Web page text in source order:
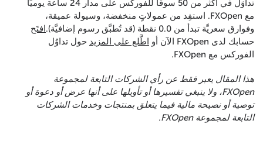
تداوَل في أكثر من 50 سوقًا للفوركس على مدار 24 ساعة يوميًا
مع FXOpen. استفِد من عمولاتٍ منخفضة، وسيولة عميقة،
وفوارق سعريَّة تبدأ من 0.0 نقطة (قد تُطبَّق رسوم إضافيَّة).
افتَح
حسابك لدى FXOpen الآن أو
اطَّلع على المزيد حول تداوُل
الفوركس مع FXOpen.
هذا المقال يعبر فقط عن رأي الشركات التابعة لمجموعة
FXOpen، ولا ينبغي تفسيرها أو تأويلها على أنها عرض أو دعوة أو
توصية أو نصيحة مالية فيما يتعلق بمنتجات وخدمات الشركات
التابعة لمجموعة FXOpen.